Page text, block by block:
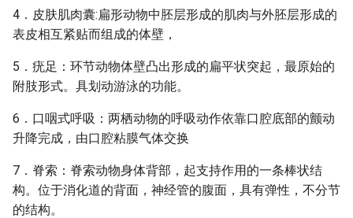
4．皮肤肌肉囊:扁形动物中胚层形成的肌肉与外胚层形成的
表皮相互紧贴而组成的体壁，
5．疣足：环节动物体壁凸出形成的扁平状突起，最原始的
附肢形式。具划动游泳的功能。
6．口咽式呼吸：两栖动物的呼吸动作依靠口腔底部的颤动
升降完成，由口腔粘膜气体交换
7．脊索：脊索动物身体背部，起支持作用的一条棒状结
构。位于消化道的背面，神经管的腹面，具有弹性，不分节
的结构。